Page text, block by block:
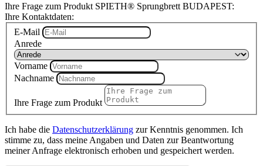
Ihre Frage zum Produkt SPIETH® Sprungbrett BUDAPEST:
Ihre Kontaktdaten:
E-Mail
Anrede
Vorname
Nachname
Ihre Frage zum Produkt
Ich habe die Datenschutzerklärung zur Kenntnis genommen. Ich
stimme zu, dass meine Angaben und Daten zur Beantwortung
meiner Anfrage elektronisch erhoben und gespeichert werden.